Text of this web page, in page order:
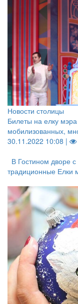
Новости столицы
Билеты на елку
мобилизованных,
30.11.2022 10:08 |
В Гостином дворе
традиционные Елки